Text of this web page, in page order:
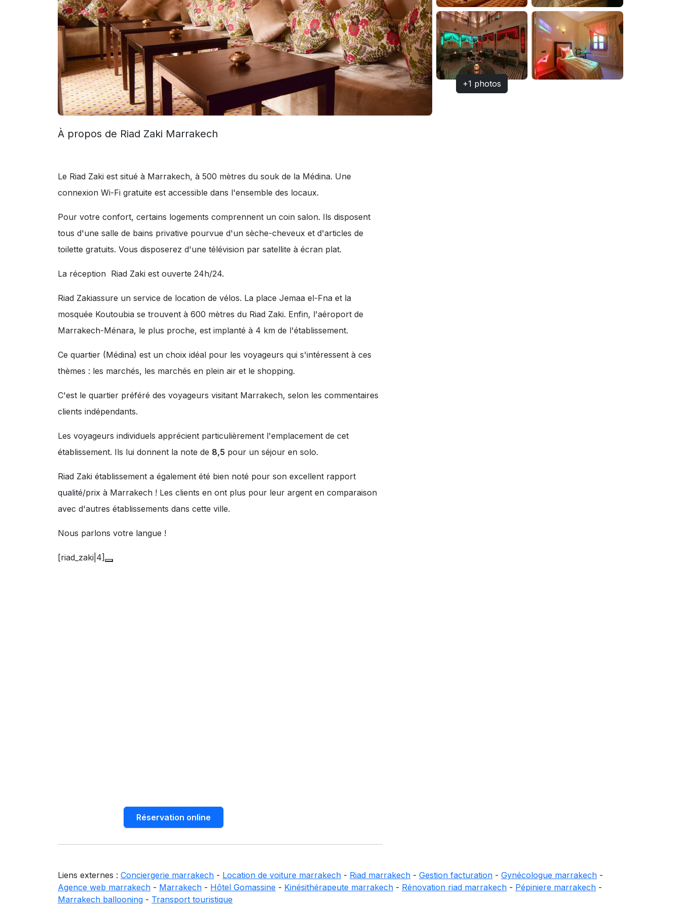
+1 photos
À propos de Riad Zaki Marrakech
Le Riad Zaki est situé à Marrakech, à 500 mètres du souk de la Médina. Une
connexion Wi-Fi gratuite est accessible dans l'ensemble des locaux.
Pour votre confort, certains logements comprennent un coin salon. Ils disposent
tous d'une salle de bains privative pourvue d'un sèche-cheveux et d'articles de
toilette gratuits. Vous disposerez d'une télévision par satellite à écran plat.
La réception Riad Zaki est ouverte 24h/24.
Riad Zakiassure un service de location de vélos. La place Jemaa el-Fna et la
mosquée Koutoubia se trouvent à 600 mètres du Riad Zaki. Enfin, l'aéroport de
Marrakech-Ménara, le plus proche, est implanté à 4 km de l'établissement.
Ce quartier (Médina) est un choix idéal pour les voyageurs qui s'intéressent à ces
thèmes : les marchés, les marchés en plein air et le shopping.
C'est le quartier préféré des voyageurs visitant Marrakech, selon les commentaires
clients indépendants.
Les voyageurs individuels apprécient particulièrement l'emplacement de cet
établissement. Ils lui donnent la note de 8,5 pour un séjour en solo.
Riad Zaki établissement a également été bien noté pour son excellent rapport
qualité/prix à Marrakech ! Les clients en ont plus pour leur argent en comparaison
avec d'autres établissements dans cette ville.
Nous parlons votre langue !
[riad_zaki|4]
Réservation online
Liens externes : Conciergerie marrakech - Location de voiture marrakech - Riad marrakech - Gestion facturation - Gynécologue marrakech -
Agence web marrakech - Marrakech - Hôtel Gomassine - Kinésithérapeute marrakech - Rénovation riad marrakech - Pépiniere marrakech -
Marrakech ballooning - Transport touristique